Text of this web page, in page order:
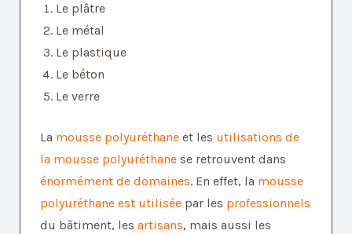
Le plâtre
Le métal
Le plastique
Le béton
Le verre
La mousse polyuréthane et les utilisations de
la mousse polyuréthane se retrouvent dans
énormément de domaines. En effet, la mousse
polyuréthane est utilisée par les professionnels
du bâtiment, les artisans, mais aussi les